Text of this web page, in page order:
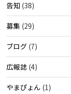
告知 (38)
募集 (29)
ブログ (7)
広報誌 (4)
やまぴょん (1)